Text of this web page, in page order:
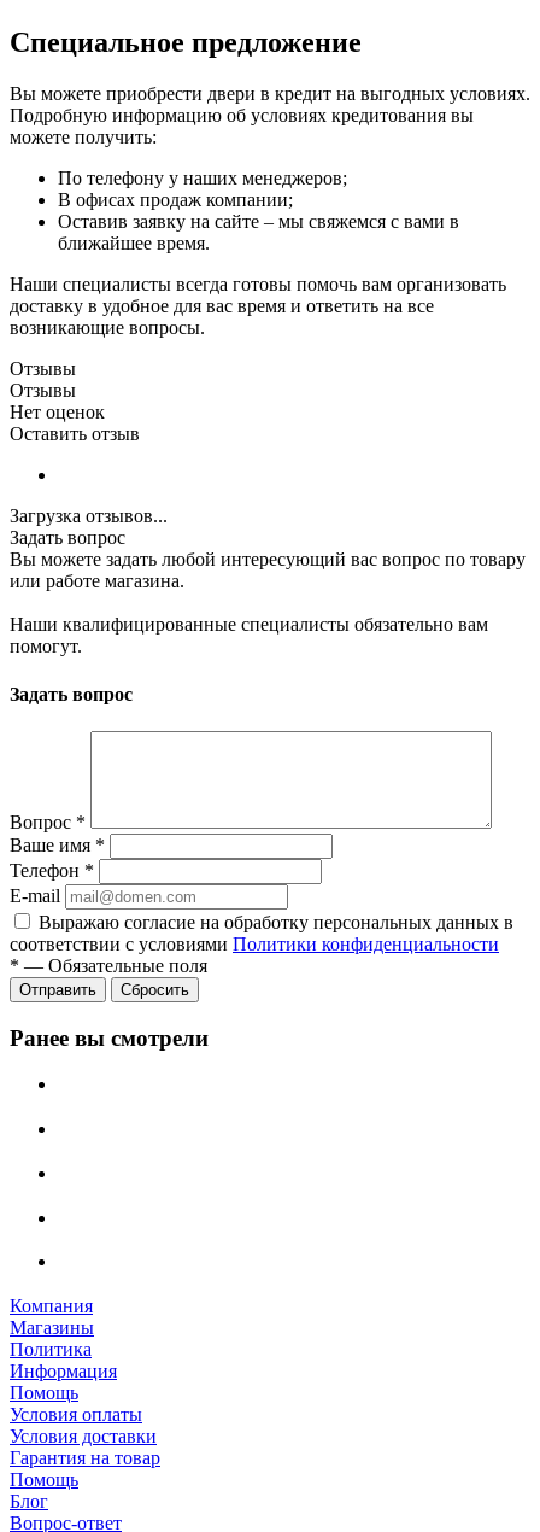
Специальное предложение
Вы можете приобрести двери в кредит на выгодных условиях.
Подробную информацию об условиях кредитования вы
можете получить:
По телефону у наших менеджеров;
В офисах продаж компании;
Оставив заявку на сайте – мы свяжемся с вами в
ближайшее время.
Наши специалисты всегда готовы помочь вам организовать
доставку в удобное для вас время и ответить на все
возникающие вопросы.
Отзывы
Отзывы
Нет оценок
Оставить отзыв
Загрузка отзывов...
Задать вопрос
Вы можете задать любой интересующий вас вопрос по товару
или работе магазина.
Наши квалифицированные специалисты обязательно вам
помогут.
Задать вопрос
Вопрос *
Ваше имя *
Телефон *
E-mail
Выражаю согласие на обработку персональных данных в
соответствии с условиями Политики конфиденциальности
* — Обязательные поля
Отправить Сбросить
Ранее вы смотрели
Компания
Магазины
Политика
Информация
Помощь
Условия оплаты
Условия доставки
Гарантия на товар
Помощь
Блог
Вопрос-ответ